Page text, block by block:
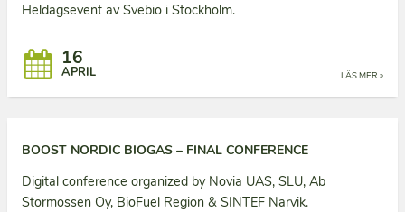
Heldagsevent av Svebio i Stockholm.
LÄS MER »
16
APRIL
BOOST NORDIC BIOGAS – FINAL CONFERENCE
Digital conference organized by Novia UAS, SLU, Ab
Stormossen Oy, BioFuel Region & SINTEF Narvik.